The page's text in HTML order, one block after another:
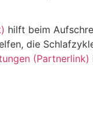
hilft beim
die
(Partnerlink)